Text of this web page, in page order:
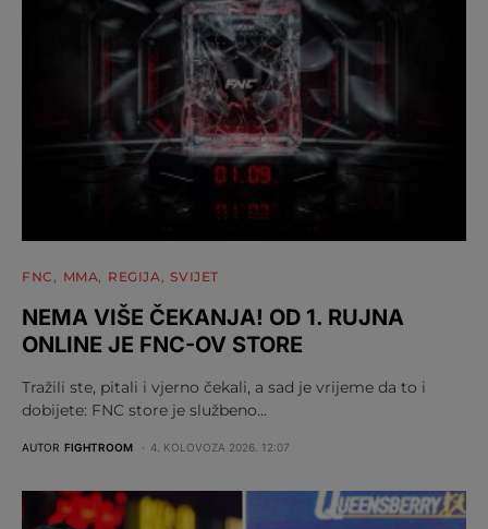
FNC MMA REGIJA SVIJET
NEMA VIŠE ČEKANJA! OD 1. RUJNA
ONLINE JE FNC-OV STORE
Tražili ste, pitali i vjerno čekali, a sad je vrijeme da to i
dobijete: FNC store je službeno…
AUTOR FIGHTROOM 4. KOLOVOZA 2026. 12:07